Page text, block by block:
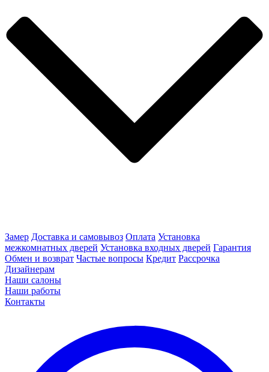
Замер Доставка и самовывоз Оплата Установка
межкомнатных дверей Установка входных дверей Гарантия
Обмен и возврат Частые вопросы Кредит Рассрочка
Дизайнерам
Наши салоны
Наши работы
Контакты